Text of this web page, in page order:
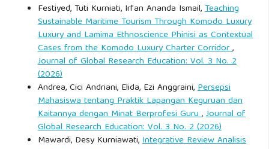
Suharto, T. (2021). Pendidikan vokasi dan tantangan dunia
kerja. Jurnal Pendidikan Nasional, 5(1), 10–20.
Suryana, Y. (2020). Permasalahan implementasi program
pembelajaran praktik di SMK. Jurnal Pendidikan Kejuruan,
10(2), 67–78.
Tachjan. (2016). Implementasi kebijakan publik. Bandung:
Festiyed, Tuti Kurniati, Irfan Ananda Ismail,Teaching
Sustainable Maritime Tourism Through Komodo Luxury
Luxury and Lamima Ethnoscience Phinisi as Contextual
Cases from the Komodo Luxury Charter Corridor,
Journal of Global Research Education: Vol. 3 No. 2
(2026)
Andrea, Cici Andriani, Elida, Ezi Anggraini,Persepsi
Mahasiswa tentang Praktik Lapangan Keguruan dan
Kaitannya dengan Minat Berprofesi Guru,Journal of
Global Research Education: Vol. 3 No. 2 (2026)
Mawardi, Desy Kurniawati,Integrative Review Analisis